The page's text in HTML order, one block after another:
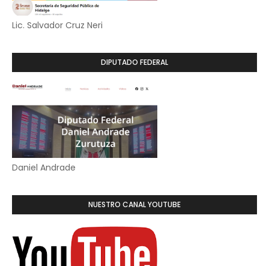
Lic. Salvador Cruz Neri
DIPUTADO FEDERAL
Daniel Andrade
NUESTRO CANAL YOUTUBE